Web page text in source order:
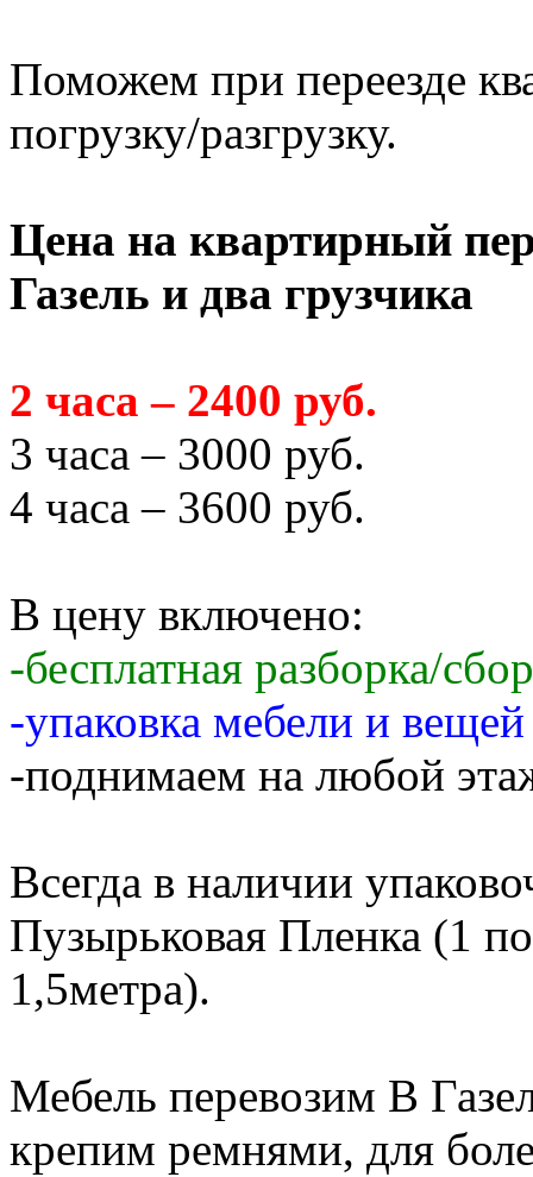
Поможем при переезде
погрузку/разгрузку.
Цена на квартирный
Газель и два грузчика
2 часа – 2400 руб.
3 часа – 3000 руб.
4 часа – 3600 руб.
В цену включено:
-бесплатная разборка/
-упаковка мебели и
-поднимаем на любой
Всегда в наличии
Пузырьковая Пленка (1
1,5метра).
Мебель перевозим В
крепим ремнями, для